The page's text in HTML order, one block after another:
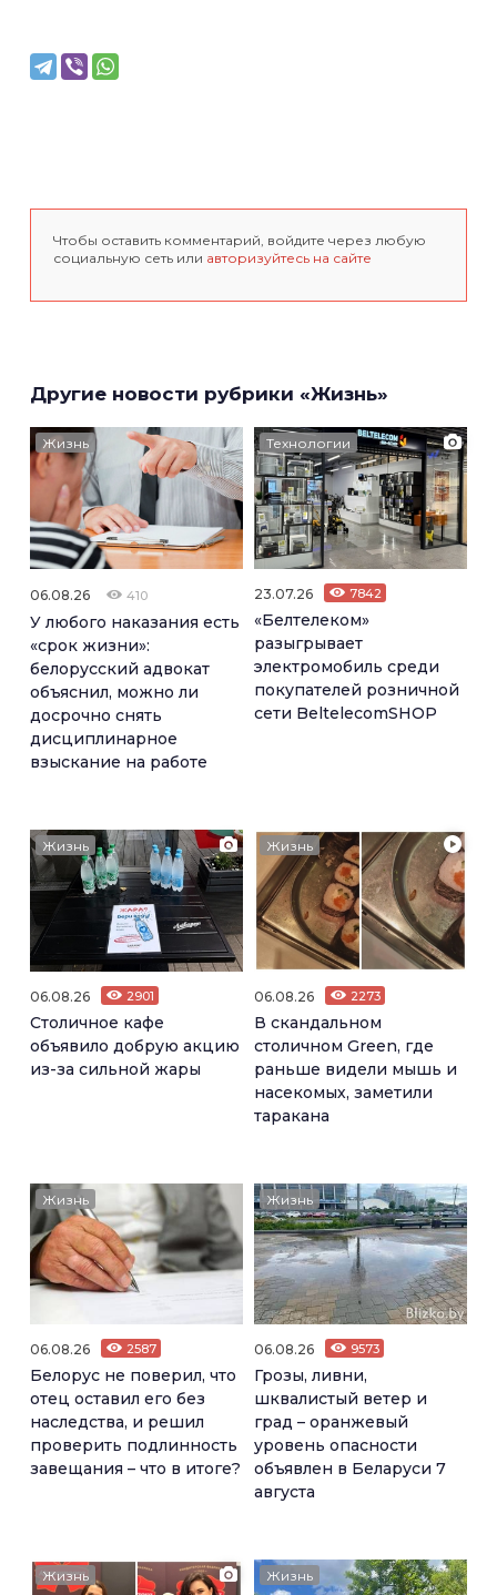
Чтобы оставить комментарий, войдите через любую
социальную сеть или авторизуйтесь на сайте
Другие новости рубрики «Жизнь»
Жизнь
06.08.26 410
У любого наказания есть
«срок жизни»:
белорусский адвокат
объяснил, можно ли
досрочно снять
дисциплинарное
взыскание на работе
Технологии
23.07.26 7842
«Белтелеком»
разыгрывает
электромобиль среди
покупателей розничной
сети BeltelecomSHOP
Жизнь
06.08.26 2901
Столичное кафе
объявило добрую акцию
из-за сильной жары
Жизнь
06.08.26 2273
В скандальном
столичном Green, где
раньше видели мышь и
насекомых, заметили
таракана
Жизнь
06.08.26 2587
Белорус не поверил, что
отец оставил его без
наследства, и решил
проверить подлинность
завещания – что в итоге?
Жизнь
06.08.26 9573
Грозы, ливни,
шквалистый ветер и
град – оранжевый
уровень опасности
объявлен в Беларуси 7
августа
Жизнь Жизнь